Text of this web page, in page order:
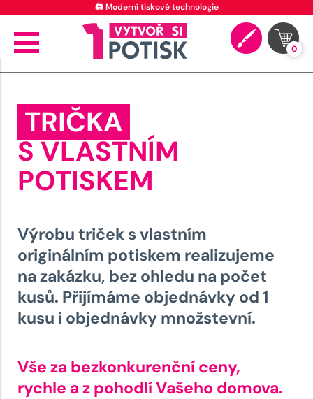
⭐ 4.9 na Google za posledních 30 dní
0
TRIČKA
S VLASTNÍM
POTISKEM
Výrobu triček s vlastním
originálním potiskem realizujeme
na zakázku, bez ohledu na počet
kusů. Přijímáme objednávky od 1
kusu i objednávky množstevní.
Vše za bezkonkurenční ceny,
rychle a z pohodlí Vašeho domova.